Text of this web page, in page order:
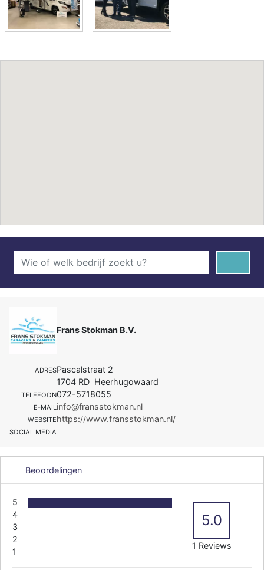
Frans Stokman B.V.
ADRESPascalstraat 2
1704 RD Heerhugowaard
TELEFOON072-5718055
E-MAILinfo@fransstokman.nl
WEBSITEhttps://www.fransstokman.nl/
SOCIAL MEDIA
Beoordelingen
5
4
3
2
1
5.0
1 Reviews